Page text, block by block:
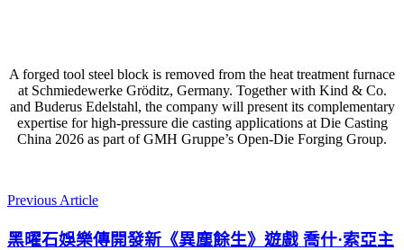
A forged tool steel block is removed from the heat treatment furnace
at Schmiedewerke Gröditz, Germany. Together with Kind & Co.
and Buderus Edelstahl, the company will present its complementary
expertise for high-pressure die casting applications at Die Casting
China 2026 as part of GMH Gruppe’s Open-Die Forging Group.
Previous Article
黑曜石娛樂傳開發新《異塵餘生》遊戲 喬什·索亞主